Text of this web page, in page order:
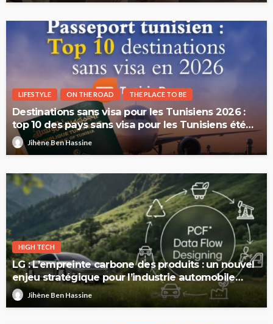
LIFESTYLE ON THE ROAD THE PLACE TO BE
Destinations sans visa pour les Tunisiens 2026 :
top 10 des pays sans visa pour les Tunisiens été
2026Jihène Ben Hassine
HIGH TECH
LG : L’empreinte carbone des produits : un nouvel
enjeu stratégique pour l’industrie automobile
européenne
Jihène Ben Hassine